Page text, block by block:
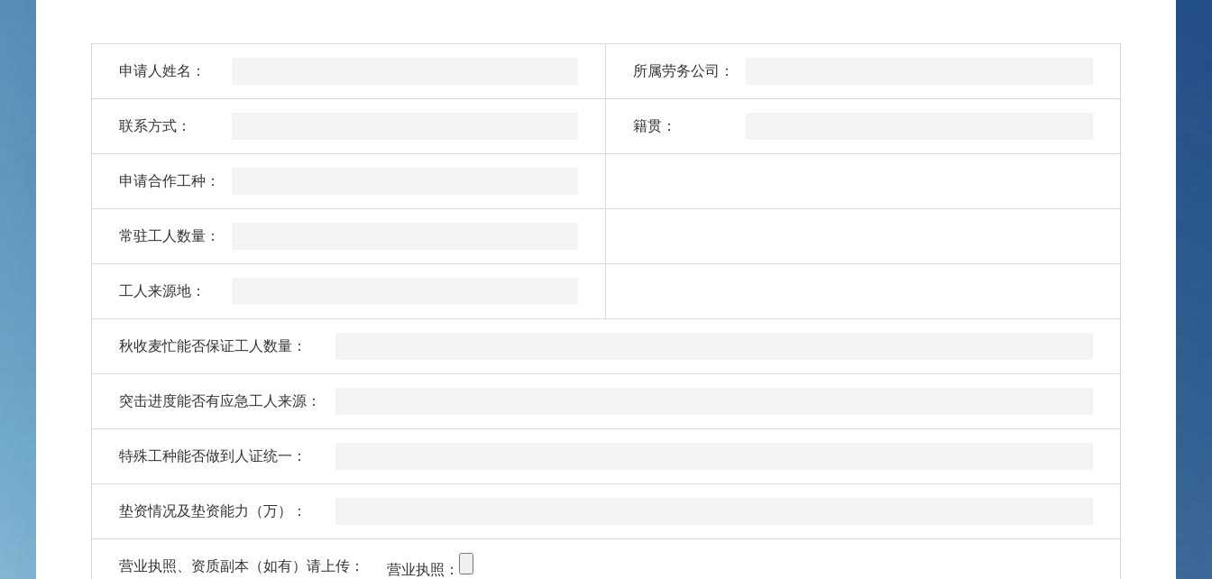
申请人姓名： 所属劳务公司：
联系方式： 籍贯：
申请合作工种：
常驻工人数量：
工人来源地：
秋收麦忙能否保证工人数量：
突击进度能否有应急工人来源：
特殊工种能否做到人证统一：
垫资情况及垫资能力（万）：
营业执照、资质副本（如有）请上传： 营业执照：